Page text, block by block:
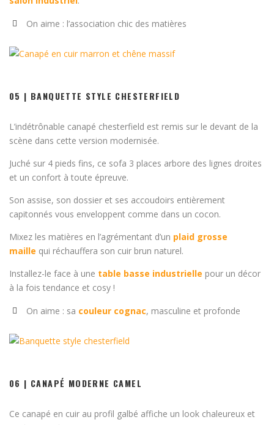
On aime : l’association chic des matières
05 | BANQUETTE STYLE CHESTERFIELD
L’indétrônable canapé chesterfield est remis sur le devant de la
scène dans cette version modernisée.
Juché sur 4 pieds fins, ce sofa 3 places arbore des lignes droites
et un confort à toute épreuve.
Son assise, son dossier et ses accoudoirs entièrement
capitonnés vous enveloppent comme dans un cocon.
Mixez les matières en l’agrémentant d’un plaid grosse
maille qui réchauffera son cuir brun naturel.
Installez-le face à une table basse industrielle pour un décor
à la fois tendance et cosy !
On aime : sa couleur cognac, masculine et profonde
06 | CANAPÉ MODERNE CAMEL
Ce canapé en cuir au profil galbé affiche un look chaleureux et